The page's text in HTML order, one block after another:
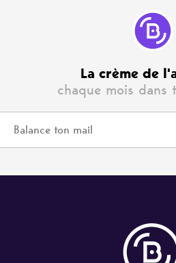
La crème de
chaque mois dans